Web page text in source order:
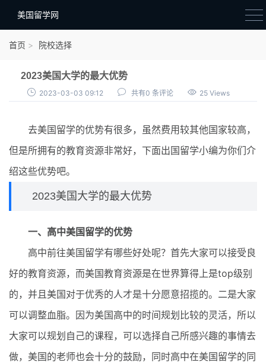
美国留学网
院校选择
材料准备
留学生活
首页 院校选择
2023美国大学的最大优势
2023-03-03 09:12 共有0 条评论 25 Views
去美国留学的优势有很多，虽然费用较其他国家较高，
但是所拥有的教育资源非常好，下面出国留学小编为你们介
绍这些优势吧。
2023美国大学的最大优势
一、高中美国留学的优势
高中前往美国留学有哪些好处呢？首先大家可以接受良
好的教育资源，而美国教育资源是在世界算得上是top级别
的，并且美国对于优秀的人才是十分愿意招揽的。二是大家
可以调整血脂。因为美国高中的时间规划比较的灵活，所以
大家可以规划自己的课程，可以选择自己所感兴趣的事情去
做，美国的老师也会十分的鼓励，同时高中在美国留学的同